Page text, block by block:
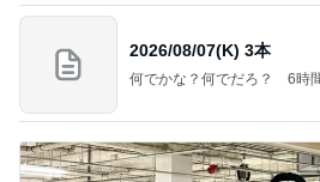
2026/08/07(K) 3本
何でかな？何でだろ？ 6時